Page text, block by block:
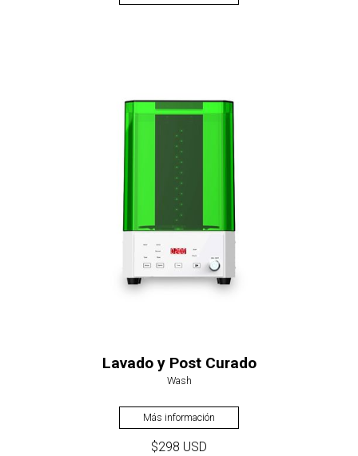
Lavado y Post Curado
Wash
Más información
$298 USD